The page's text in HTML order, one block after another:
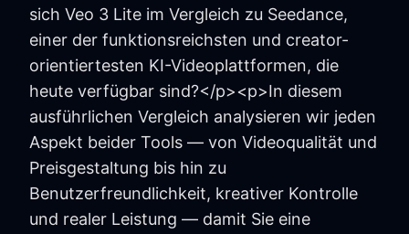
sich Veo 3 Lite im Vergleich zu Seedance,
einer der funktionsreichsten und creator-
orientiertesten KI-Videoplattformen, die
heute verfügbar sind?</p><p>In diesem
ausführlichen Vergleich analysieren wir jeden
Aspekt beider Tools — von Videoqualität und
Preisgestaltung bis hin zu
Benutzerfreundlichkeit, kreativer Kontrolle
und realer Leistung — damit Sie eine